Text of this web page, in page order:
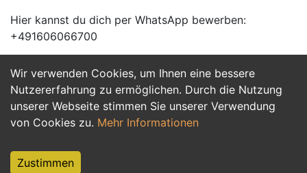
Wir verwenden Cookies, um Ihnen eine bessere
Nutzererfahrung zu ermöglichen. Durch die Nutzung
unserer Webseite stimmen Sie unserer Verwendung
von Cookies zu. Mehr Informationen
Zustimmen
Hier kannst du dich per WhatsApp bewerben:
+491606066700
Jetzt Bewerben